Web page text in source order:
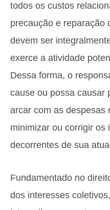
todos os custos
precaução e reparação
devem ser
exerce a atividade
Dessa forma, o
cause ou possa causar
arcar com as despesas
minimizar ou corrigir os
decorrentes de sua
Fundamentado no
dos interesses